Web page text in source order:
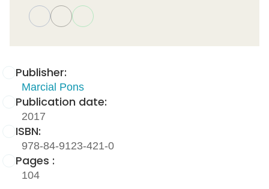
Publisher:
Marcial Pons
Publication date:
2017
ISBN:
978-84-9123-421-0
Pages :
104